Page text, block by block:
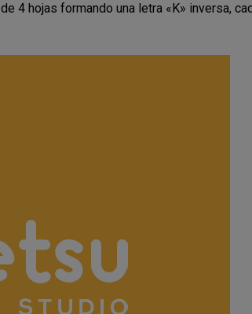
4 hojas formando una letra «K» inversa,